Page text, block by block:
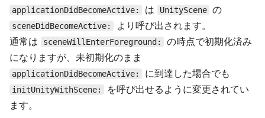
applicationDidBecomeActive: は UnityScene の
sceneDidBecomeActive:
より呼び出されます。
通常は
sceneWillEnterForeground:
の時点で初期化済み
になりますが、未初期化のまま
applicationDidBecomeActive: に到達した場合でも
initUnityWithScene:
を呼び出せるように変更されてい
ます。